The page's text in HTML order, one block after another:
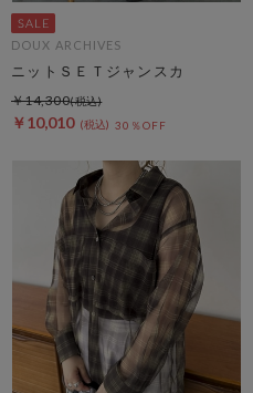
DOUX ARCHIVES
ニットＳＥＴジャンスカ
￥10,010 30％OFF
￥14,300